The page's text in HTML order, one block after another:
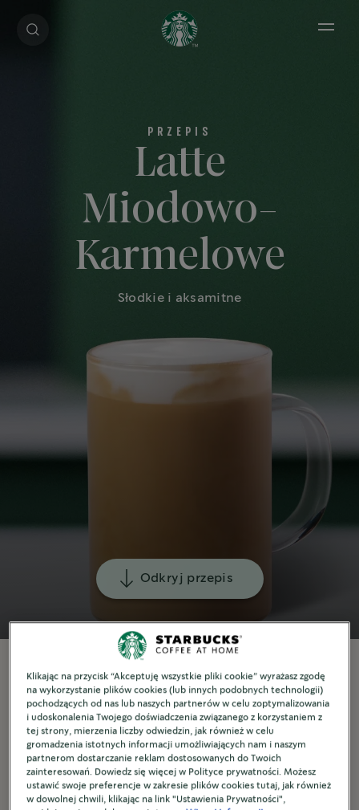
Open
Latte
Miodowo-
Karmelowe
Słodkie i aksamitne
Odkryj przepis
Więcej o przepisie
Cudownie przyjemne połączenie
smaków z ciepłą atmosferą świąt.
3 min. to make
Klikając na przycisk “Akceptuję wszystkie pliki cookie” wyrażasz zgodę
na wykorzystanie plików cookies (lub innych podobnych technologii)
pochodzących od nas lub naszych partnerów w celu zoptymalizowania
i udoskonalenia Twojego doświadczenia związanego z korzystaniem z
tej strony, mierzenia liczby odwiedzin, jak również w celu
gromadzenia istotnych informacji umożliwiających nam i naszym
partnerom dostarczanie reklam dostosowanych do Twoich
zainteresowań. Dowiedz się więcej w Polityce prywatności. Możesz
ustawić swoje preferencje w zakresie plików cookies tutaj, jak również
w dowolnej chwili, klikając na link "Ustawienia Prywatności",